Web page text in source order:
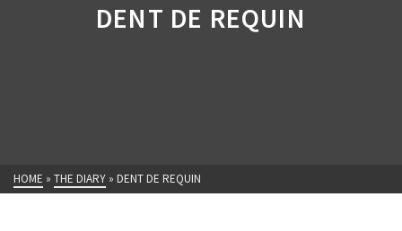
DENT DE REQUIN
HOME » THE DIARY » DENT DE REQUIN